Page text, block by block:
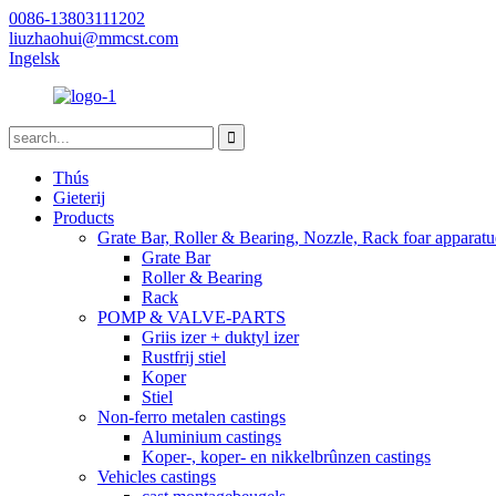
0086-13803111202
liuzhaohui@mmcst.com
Ingelsk
Thús
Gieterij
Products
Grate Bar, Roller & Bearing, Nozzle, Rack foar
Grate Bar
Roller & Bearing
Rack
POMP & VALVE-PARTS
Griis izer + duktyl izer
Rustfrij stiel
Koper
Stiel
Non-ferro metalen castings
Aluminium castings
Koper-, koper- en nikkelbrûnzen castings
Vehicles castings